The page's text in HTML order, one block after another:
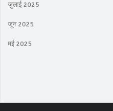
जुलाई 2025
जून 2025
मई 2025